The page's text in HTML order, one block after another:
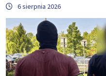
6 sierpnia 2026